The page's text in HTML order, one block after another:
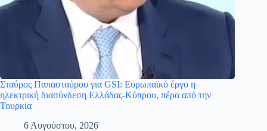
Σταύρος Παπασταύρου για GSI: Ευρωπαϊκό έργο η
ηλεκτρική διασύνδεση Ελλάδας-Κύπρου, πέρα από την
Τουρκία
6 Αυγούστου, 2026